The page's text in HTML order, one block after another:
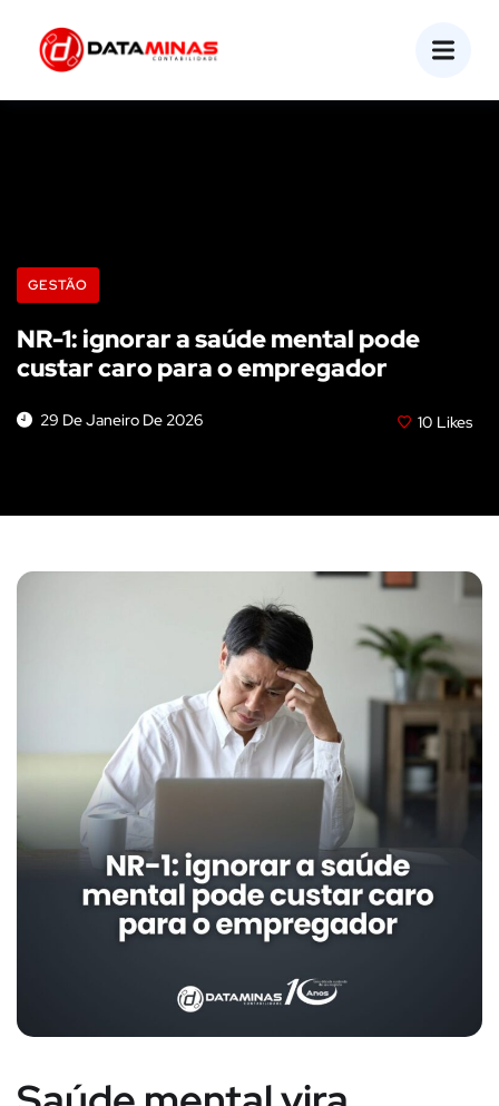
GESTÃO
NR-1: ignorar a saúde mental pode
custar caro para o empregador
29 De Janeiro De 2026 10 Likes